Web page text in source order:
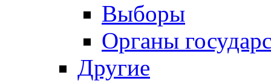
Выборы
Органы
Другие